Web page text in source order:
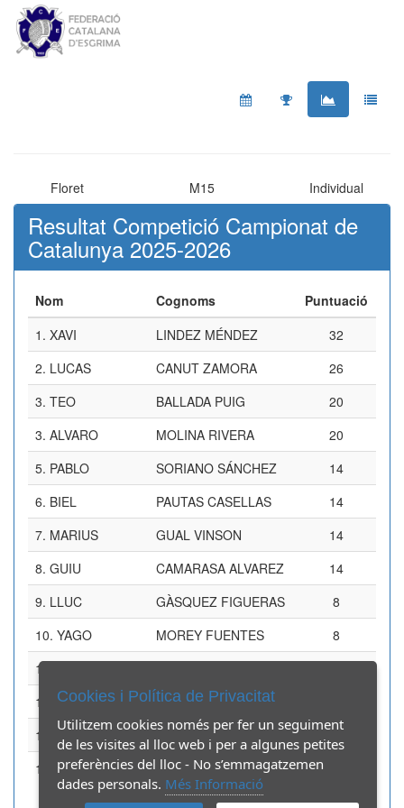
Floret M15 Individual
Resultat Competició Campionat de
Catalunya 2025-2026
Nom Cognoms
Puntuació
1. XAVI LINDEZ MÉNDEZ
32
2. LUCAS CANUT ZAMORA
26
3. TEO BALLADA PUIG
20
3. ALVARO MOLINA RIVERA
20
5. PABLO SORIANO SÁNCHEZ
14
6. BIEL PAUTAS CASELLAS
14
7. MARIUS GUAL VINSON
14
8. GUIU CAMARASA ALVAREZ
14
9. LLUC GÀSQUEZ FIGUERAS
8
10. YAGO MOREY FUENTES
8
11.
12. MARC ESQUÉ FERNÁNDEZ
13.
JOÃO PEDRO SOARES DESTRO
8
14. ARTHUR BERRIH
Cookies i Política de Privacitat
Utilitzem cookies només per fer un seguiment
de les visites al lloc web i per a algunes petites
preferències del lloc - No s’emmagatzemen
dades personals. Més Informació